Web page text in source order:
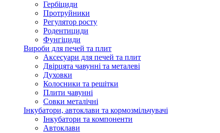
Гербіциди
Протруйники
Регулятор росту
Родентициди
Фунгіциди
Вироби для печей та плит
Аксесуари для печей та плит
Двірцята чавунні та металеві
Духовки
Колосники та решітки
Плити чавунні
Совки металічні
Інкубатори, автоклави та кормозмільчувачі
Інкубатори та компоненти
Автоклави